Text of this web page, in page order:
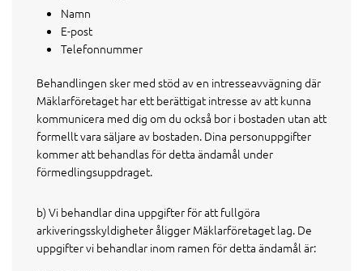
Namn
E-post
Telefonnummer
Behandlingen sker med stöd av en intresseavvägning där
Mäklarföretaget har ett berättigat intresse av att kunna
kommunicera med dig om du också bor i bostaden utan att
formellt vara säljare av bostaden. Dina personuppgifter
kommer att behandlas för detta ändamål under
förmedlingsuppdraget.
b) Vi behandlar dina uppgifter för att fullgöra
arkiveringsskyldigheter åligger Mäklarföretaget lag. De
uppgifter vi behandlar inom ramen för detta ändamål är: